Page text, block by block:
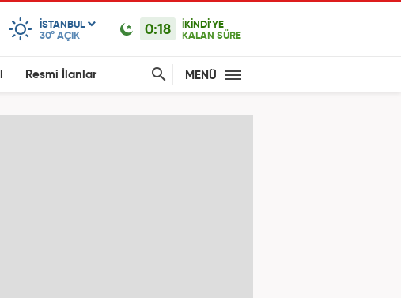
ISTANBUL
30° AÇIK 0:18
İKİNDİ'YE
KALAN SÜRE
Resmi İlanlar MENÜ